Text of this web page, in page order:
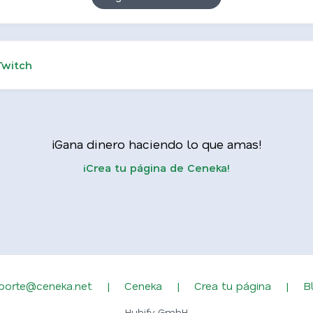
¡Gana dinero haciendo lo que amas!
¡Crea tu página de Ceneka!
| Ceneka | Crea tu página |